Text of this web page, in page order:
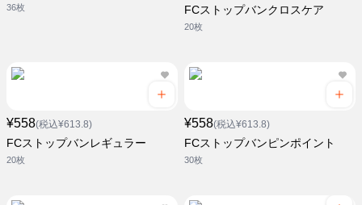
36枚 FCストップバンクロスケア
20枚
¥558(税込¥613.8)
FCストップバンレギュラー
20枚
¥558(税込¥613.8)
FCストップバンピンポイント
30枚